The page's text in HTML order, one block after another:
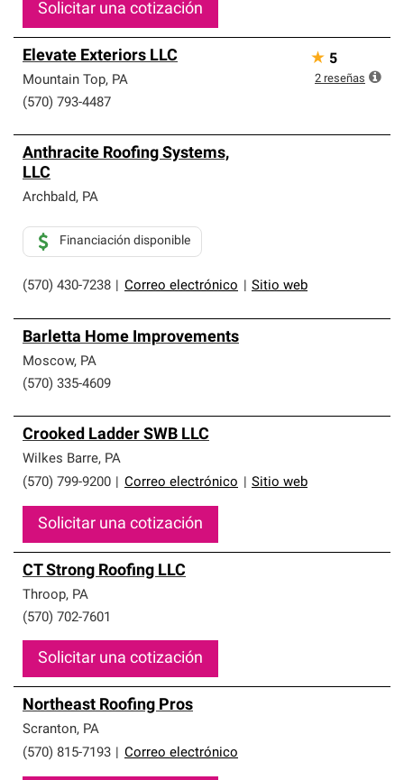
Solicitar una cotización
Elevate Exteriors LLC
Mountain Top, PA
(570) 793-4487
★ 5
2 reseñas
Anthracite Roofing Systems,
LLC
Archbald, PA
(570) 430-7238 Correo electrónico Sitio web
Financiación disponible
Barletta Home Improvements
Moscow, PA
(570) 335-4609
Crooked Ladder SWB LLC
Wilkes Barre, PA
(570) 799-9200
Correo electrónico Sitio web
Solicitar una cotización
CT Strong Roofing LLC
Throop, PA
(570) 702-7601
Solicitar una cotización
Northeast Roofing Pros
Scranton, PA
(570) 815-7193
Correo electrónico